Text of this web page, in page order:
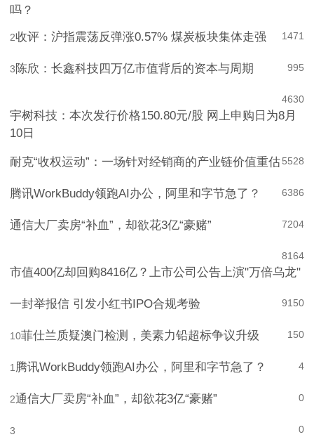
吗？
1471
2收评：沪指震荡反弹涨0.57% 煤炭板块集体走强
995
3 陈欣：长鑫科技四万亿市值背后的资本与周期
630
4
宇树科技：本次发行价格150.80元/股 网上申购日为8月
10日
528
5
耐克“收权运动”：一场针对经销商的产业链价值重估
386
6
腾讯WorkBuddy领跑AI办公，阿里和字节急了？
204
7
通信大厂卖房“补血”，却欲花3亿“豪赌”
164
8
市值400亿却回购8416亿？上市公司公告上演"万倍乌龙"
150
9
一封举报信 引发小红书IPO合规考验
150
10菲仕兰质疑澳门检测，美素力铅超标争议升级
4
1 腾讯WorkBuddy领跑AI办公，阿里和字节急了？
0
2通信大厂卖房“补血”，却欲花3亿“豪赌”
0
3